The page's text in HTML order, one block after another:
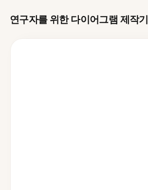
연구자를 위한 다이어그램 제작기